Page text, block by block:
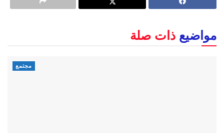
مواضيع ذات صلة
مجتمع